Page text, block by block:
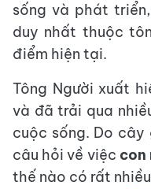
sống và phát
duy nhất thuộc
điểm hiện tại.
Tông Người xuất
và đã trải qua
cuộc sống. Do
câu hỏi về việc con
thế nào có rất